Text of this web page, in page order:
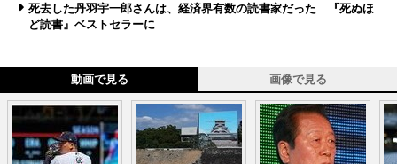
死去した丹羽宇一郎さんは、経済界有数の読書家だった 『死ぬほ
ど読書』ベストセラーに
動画で見る 画像で見る